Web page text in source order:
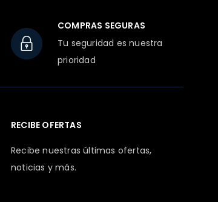
COMPRAS SEGURAS
Tu seguridad es nuestra
prioridad
RECIBE OFERTAS
Recibe nuestras últimas ofertas,
noticias y más.